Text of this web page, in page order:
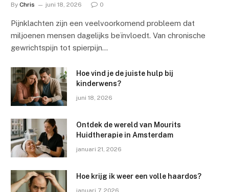
By Chris juni 18, 2026 0
Pijnklachten zijn een veelvoorkomend probleem dat
miljoenen mensen dagelijks beïnvloedt. Van chronische
gewrichtspijn tot spierpijn…
Hoe vind je de juiste hulp bij
kinderwens?
juni 18, 2026
Ontdek de wereld van Mourits
Huidtherapie in Amsterdam
januari 21, 2026
Hoe krijg ik weer een volle haardos?
januari 7, 2026